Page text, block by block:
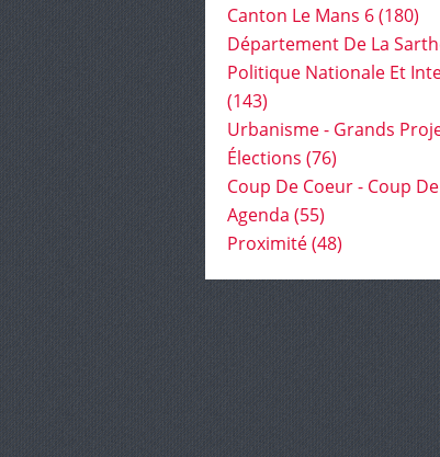
Canton Le Mans 6(180)
Département De La
Politique Nationale Et
(143)
Urbanisme - Grands
Élections (76)
Coup De Coeur - Coup
Agenda (55)
Proximité(48)